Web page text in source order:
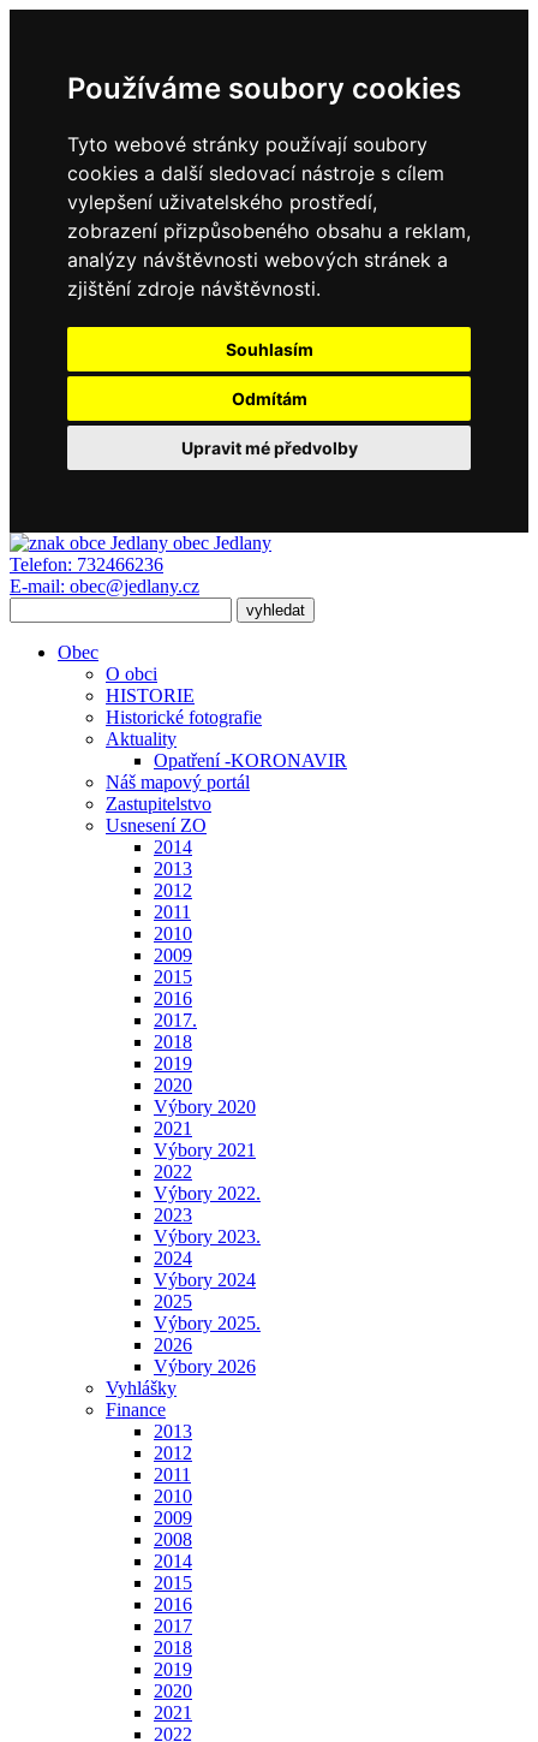
Používáme soubory cookies
Tyto webové stránky používají soubory
cookies a další sledovací nástroje s cílem
vylepšení uživatelského prostředí,
zobrazení přizpůsobeného obsahu a reklam,
analýzy návštěvnosti webových stránek a
zjištění zdroje návštěvnosti.
Souhlasím
Odmítám
Upravit mé předvolby
obec Jedlany
Telefon: 732466236
E-mail: obec@jedlany.cz
Obec
O obci
HISTORIE
Historické fotografie
Aktuality
Opatření -KORONAVIR
Náš mapový portál
Zastupitelstvo
Usnesení ZO
2014
2013
2012
2011
2010
2009
2015
2016
2017.
2018
2019
2020
Výbory 2020
2021
Výbory 2021
2022
Výbory 2022.
2023
Výbory 2023.
2024
Výbory 2024
2025
Výbory 2025.
2026
Výbory 2026
Vyhlášky
Finance
2013
2012
2011
2010
2009
2008
2014
2015
2016
2017
2018
2019
2020
2021
2022